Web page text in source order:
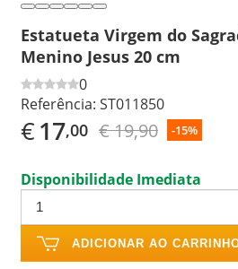
Estatueta Virgem do
Menino Jesus 20 cm
0
Referência: ST011850
€17,00 € 19,90 -15%
Disponibilidade Imediata
ADICIONAR AO